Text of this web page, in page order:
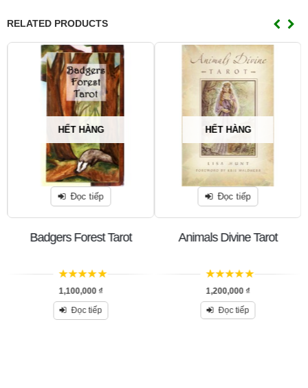
RELATED PRODUCTS
HẾT HÀNG
Đọc tiếp
Badgers Forest Tarot
trên 5
1,100,000 ₫
Đọc tiếp
HẾT HÀNG
Đọc tiếp
Animals Divine Tarot
trên 5
1,200,000 ₫
Đọc tiếp